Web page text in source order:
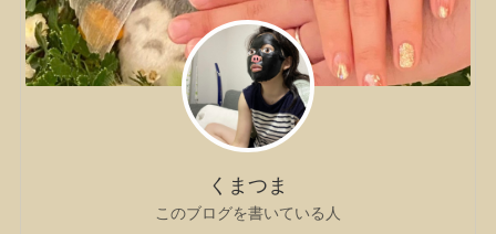
くまつま
このブログを書いている人